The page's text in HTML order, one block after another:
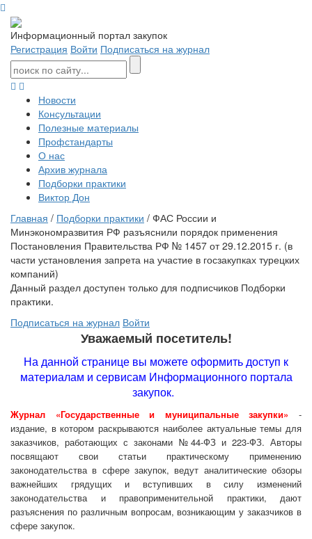
Информационный портал закупок
Регистрация Войти Подписаться на журнал
Новости
Консультации
Полезные материалы
Профстандарты
О нас
Архив журнала
Подборки практики
Виктор Дон
Главная / Подборки практики / ФАС России и
Минэкономразвития РФ разъяснили порядок применения
Постановления Правительства РФ № 1457 от 29.12.2015 г. (в
части установления запрета на участие в госзакупках турецких
компаний)
Данный раздел доступен только для подписчиков Подборки
практики.
Подписаться на журнал Войти
Уважаемый посетитель!
На данной странице вы можете оформить доступ к
материалам и сервисам Информационного портала
закупок.
Журнал «Государственные и муниципальные закупки» -
издание, в котором раскрываются наиболее актуальные темы для
заказчиков, работающих с законами №44-ФЗ и 223-ФЗ. Авторы
посвящают свои статьи практическому применению
законодательства в сфере закупок, ведут аналитические обзоры
важнейших грядущих и вступивших в силу изменений
законодательства и правоприменительной практики, дают
разъяснения по различным вопросам, возникающим у заказчиков в
сфере закупок.